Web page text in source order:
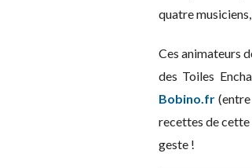
quatre
Ces animateurs
des Toiles
Bobino.fr
recettes de cette
geste !